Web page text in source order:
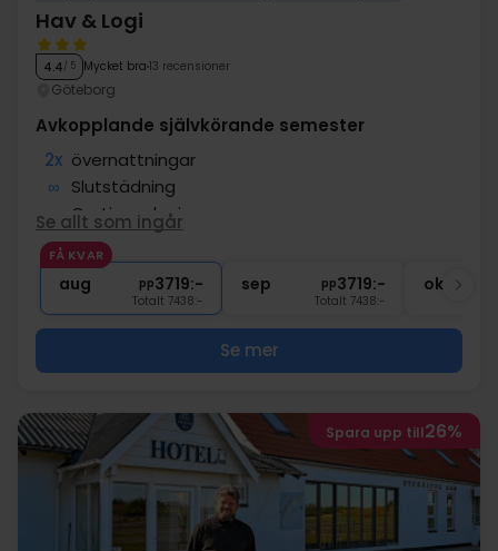
Hav & Logi
4.4/ 5 Mycket bra 13 recensioner
Göteborg
Avkopplande självkörande semester
2x övernattningar
∞ Slutstädning
∞
Gratis parkering
∞ Gångavstånd till stranden
∞ Gratis internet
Se allt som ingår
FÅ KVAR
aug pp3719:-
Totalt 7438:-
sep pp3719:-
Totalt 7438:-
okt
Se mer
Spara upp till26%